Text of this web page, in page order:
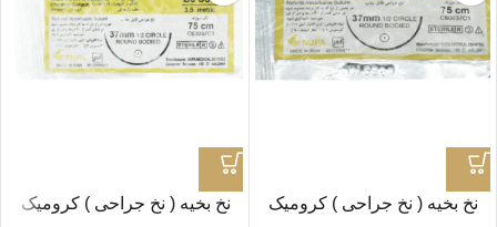
نخ بخیه ( نخ جراحی ) کرومیک
نخ بخیه ( نخ جراحی ) کرومیک